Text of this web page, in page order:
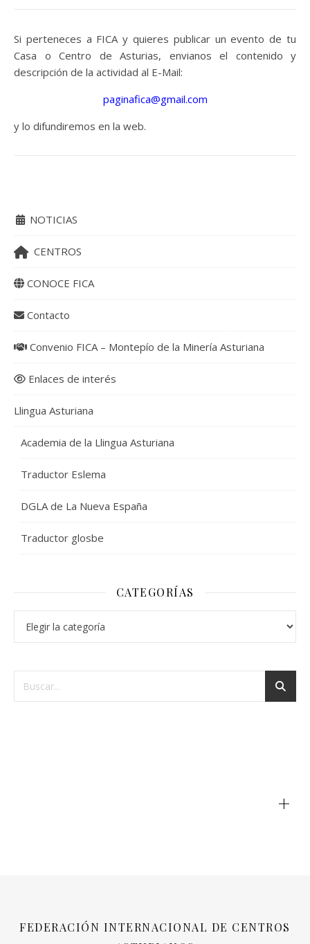
Si perteneces a FICA y quieres publicar un evento de tu
Casa o Centro de Asturias, envianos el contenido y
descripción de la actividad al E-Mail:
paginafica@gmail.com
y lo difundiremos en la web.
NOTICIAS
CENTROS
CONOCE FICA
Contacto
Convenio FICA – Montepío de la Minería Asturiana
Enlaces de interés
Llingua Asturiana
Academia de la Llingua Asturiana
Traductor Eslema
DGLA de La Nueva España
Traductor glosbe
CATEGORÍAS
+
FEDERACIÓN INTERNACIONAL DE CENTROS